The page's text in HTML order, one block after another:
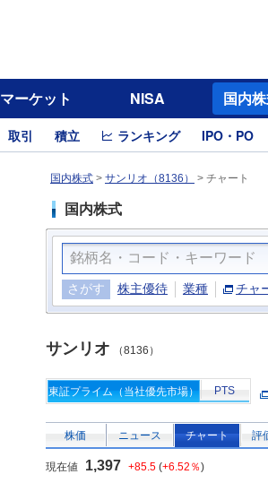
マーケット NISA 国内
取引 積立 ランキング IPO・PO
国内株式 > サンリオ（8136） > チャート
国内株式
さがす 株主優待 業種 チャ
サンリオ （8136）
東証プライム（当社優先市場） PTS
株価 ニュース チャート 評
現在値 1,397 +85.5 (+6.52％)